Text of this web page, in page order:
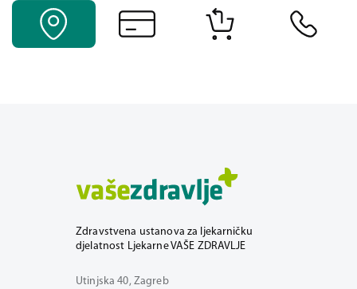
Zdravstvena ustanova za ljekarničku
djelatnost Ljekarne VAŠE ZDRAVLJE
Utinjska 40, Zagreb